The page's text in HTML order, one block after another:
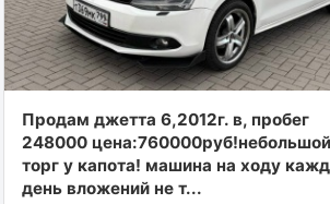
Продам джетта 6,2012г. в, пробег
248000 цена:760000руб!небольшой
торг у капота! машина на ходу
день вложений не т...